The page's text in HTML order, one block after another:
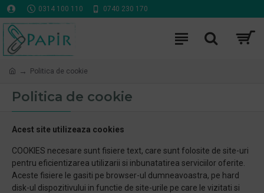
0314 100 110 0740 230 170
Politica de cookie
Politica de cookie
Acest site utilizeaza cookies
COOKIES necesare sunt fisiere text, care sunt folosite de site-uri
pentru eficientizarea utilizarii si inbunatatirea serviciilor oferite.
Aceste fisiere le gasiti pe browser-ul dumneavoastra, pe hard
disk-ul dispozitivului in functie de site-urile pe care le vizitati si